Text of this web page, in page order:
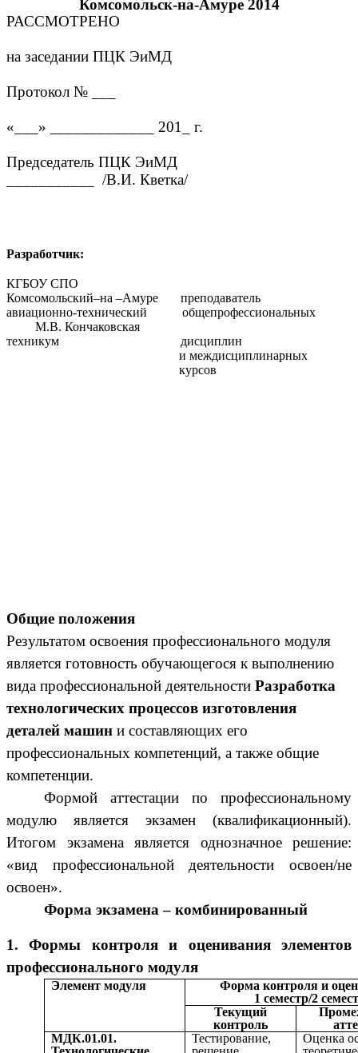
Комсомольск-на-Амуре 2014
РАССМОТРЕНО
на заседании ПЦК ЭиМД
Протокол № ___
«___» _____________ 201_ г.
Председатель ПЦК ЭиМД
___________ /В.И. Кветка/
Разработчик:
КГБОУ СПО
Комсомольский–на –Амуре преподаватель
авиационно-технический общепрофессиональных
М.В. Кончаковская
техникум дисциплин
и междисциплинарных
курсов
Общие положения
Результатом освоения профессионального модуля
является готовность обучающегося к выполнению
вида профессиональной деятельности Разработка
технологических процессов изготовления
деталей машин и составляющих его
профессиональных компетенций, а также общие
компетенции.
Формой аттестации по профессиональному
модулю является экзамен (квалификационный).
Итогом экзамена является однозначное решение:
«вид профессиональной деятельности освоен/не
освоен».
Форма экзамена – комбинированный
1. Формы контроля и оценивания элементов
профессионального модуля
Элемент модуля
Форма контроля и
1 семестр/2
Текущий
контроль
МДК.01.01.
Тестирование,
Оценка